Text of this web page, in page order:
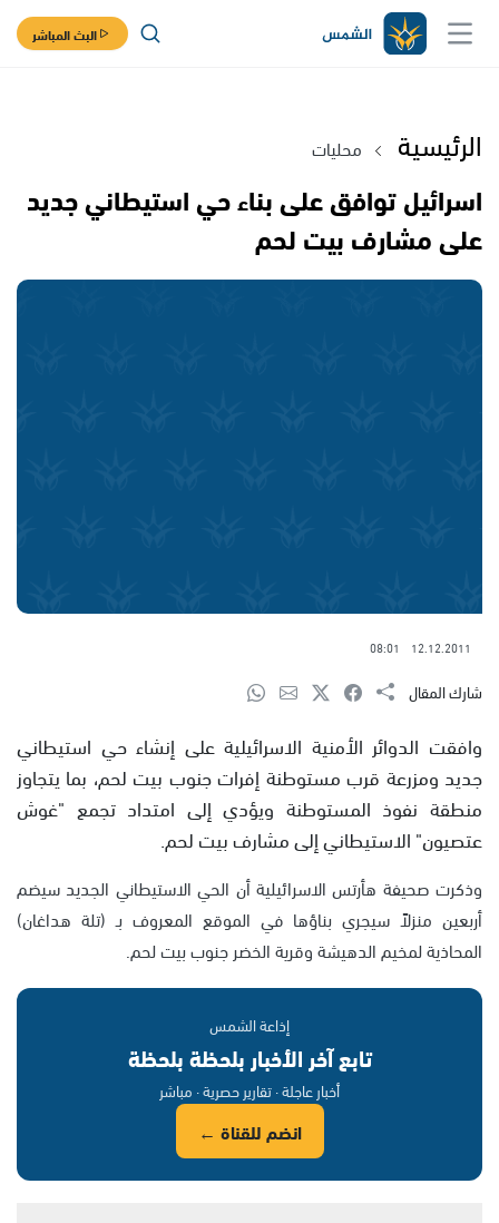
البث المباشر
الرئيسية محليات
اسرائيل توافق على بناء حي استيطاني جديد
على مشارف بيت لحم
12.12.2011
08:01
شارك المقال
وافقت الدوائر الأمنية الاسرائيلية على إنشاء حي استيطاني
جديد ومزرعة قرب مستوطنة إفرات جنوب بيت لحم، بما يتجاوز
منطقة نفوذ المستوطنة ويؤدي إلى امتداد تجمع "غوش
عتصيون" الاستيطاني إلى مشارف بيت لحم.
وذكرت صحيفة هأرتس الاسرائيلية أن الحي الاستيطاني الجديد سيضم
أربعين منزلاً سيجري بناؤها في الموقع المعروف بـ (تلة هداغان)
المحاذية لمخيم الدهيشة وقرية الخضر جنوب بيت لحم.
إذاعة الشمس
تابع آخر الأخبار بلحظة بلحظة
أخبار عاجلة · تقارير حصرية · مباشر
انضم للقناة ←